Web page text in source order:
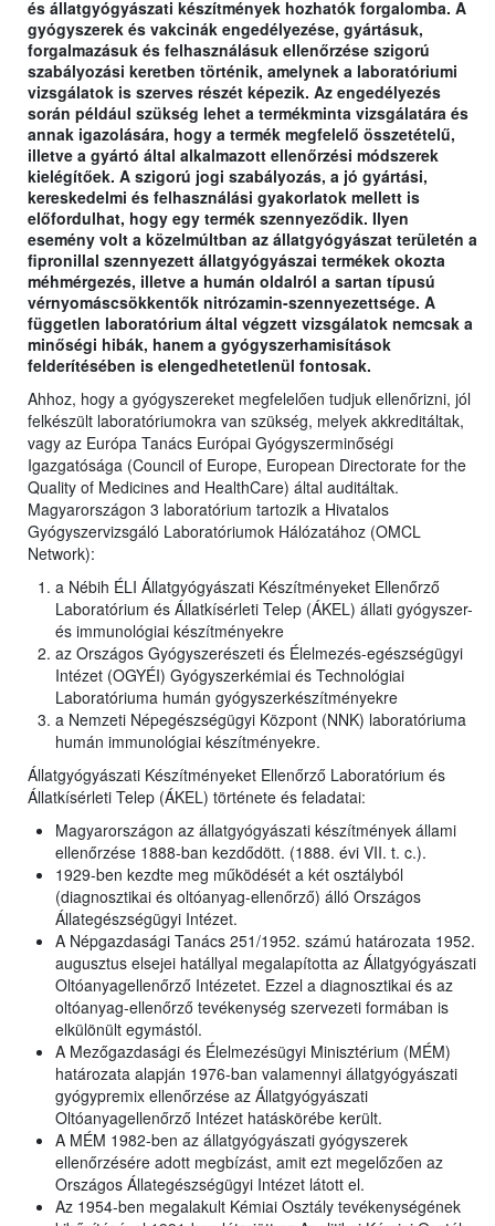
és állatgyógyászati készítmények hozhatók forgalomba. A
gyógyszerek és vakcinák engedélyezése, gyártásuk,
forgalmazásuk és felhasználásuk ellenőrzése szigorú
szabályozási keretben történik, amelynek a laboratóriumi
vizsgálatok is szerves részét képezik. Az engedélyezés
során például szükség lehet a termékminta vizsgálatára és
annak igazolására, hogy a termék megfelelő összetételű,
illetve a gyártó által alkalmazott ellenőrzési módszerek
kielégítőek. A szigorú jogi szabályozás, a jó gyártási,
kereskedelmi és felhasználási gyakorlatok mellett is
előfordulhat, hogy egy termék szennyeződik. Ilyen
esemény volt a közelmúltban az állatgyógyászat területén a
fipronillal szennyezett állatgyógyászai termékek okozta
méhmérgezés, illetve a humán oldalról a sartan típusú
vérnyomáscsökkentők nitrózamin-szennyezettsége. A
független laboratórium által végzett vizsgálatok nemcsak a
minőségi hibák, hanem a gyógyszerhamisítások
felderítésében is elengedhetetlenül fontosak.
Ahhoz, hogy a gyógyszereket megfelelően tudjuk ellenőrizni, jól
felkészült laboratóriumokra van szükség, melyek akkreditáltak,
vagy az Európa Tanács Európai Gyógyszerminőségi
Igazgatósága (Council of Europe, European Directorate for the
Quality of Medicines and HealthCare) által auditáltak.
Magyarországon 3 laboratórium tartozik a Hivatalos
Gyógyszervizsgáló Laboratóriumok Hálózatához (OMCL
Network):
a Nébih ÉLI Állatgyógyászati Készítményeket Ellenőrző
Laboratórium és Állatkísérleti Telep (ÁKEL) állati gyógyszer-
és immunológiai készítményekre
az Országos Gyógyszerészeti és Élelmezés-egészségügyi
Intézet (OGYÉI) Gyógyszerkémiai és Technológiai
Laboratóriuma humán gyógyszerkészítményekre
a Nemzeti Népegészségügyi Központ (NNK) laboratóriuma
humán immunológiai készítményekre.
Állatgyógyászati Készítményeket Ellenőrző Laboratórium és
Állatkísérleti Telep (ÁKEL) története és feladatai:
Magyarországon az állatgyógyászati készítmények állami
ellenőrzése 1888-ban kezdődött. (1888. évi VII. t. c.).
1929-ben kezdte meg működését a két osztályból
(diagnosztikai és oltóanyag-ellenőrző) álló Országos
Állategészségügyi Intézet.
A Népgazdasági Tanács 251/1952. számú határozata 1952.
augusztus elsejei hatállyal megalapította az Állatgyógyászati
Oltóanyagellenőrző Intézetet. Ezzel a diagnosztikai és az
oltóanyag-ellenőrző tevékenység szervezeti formában is
elkülönült egymástól.
A Mezőgazdasági és Élelmezésügyi Minisztérium (MÉM)
határozata alapján 1976-ban valamennyi állatgyógyászati
gyógypremix ellenőrzése az Állatgyógyászati
Oltóanyagellenőrző Intézet hatáskörébe került.
A MÉM 1982-ben az állatgyógyászati gyógyszerek
ellenőrzésére adott megbízást, amit ezt megelőzően az
Országos Állategészségügyi Intézet látott el.
Az 1954-ben megalakult Kémiai Osztály tevékenységének